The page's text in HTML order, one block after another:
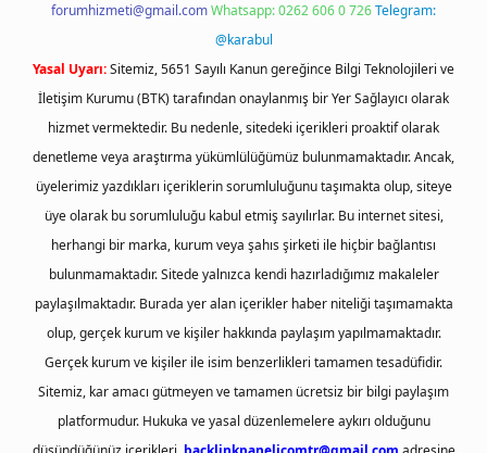
forumhizmeti@gmail.comWhatsapp: 0262 606 0 726Telegram:
@karabul
Yasal Uyarı:Sitemiz, 5651 Sayılı Kanun gereğince Bilgi Teknolojileri ve
İletişim Kurumu (BTK) tarafından onaylanmış bir Yer Sağlayıcı olarak
hizmet vermektedir. Bu nedenle, sitedeki içerikleri proaktif olarak
denetleme veya araştırma yükümlülüğümüz bulunmamaktadır. Ancak,
üyelerimiz yazdıkları içeriklerin sorumluluğunu taşımakta olup, siteye
üye olarak bu sorumluluğu kabul etmiş sayılırlar. Bu internet sitesi,
herhangi bir marka, kurum veya şahıs şirketi ile hiçbir bağlantısı
bulunmamaktadır. Sitede yalnızca kendi hazırladığımız makaleler
paylaşılmaktadır. Burada yer alan içerikler haber niteliği taşımamakta
olup, gerçek kurum ve kişiler hakkında paylaşım yapılmamaktadır.
Gerçek kurum ve kişiler ile isim benzerlikleri tamamen tesadüfidir.
Sitemiz, kar amacı gütmeyen ve tamamen ücretsiz bir bilgi paylaşım
platformudur. Hukuka ve yasal düzenlemelere aykırı olduğunu